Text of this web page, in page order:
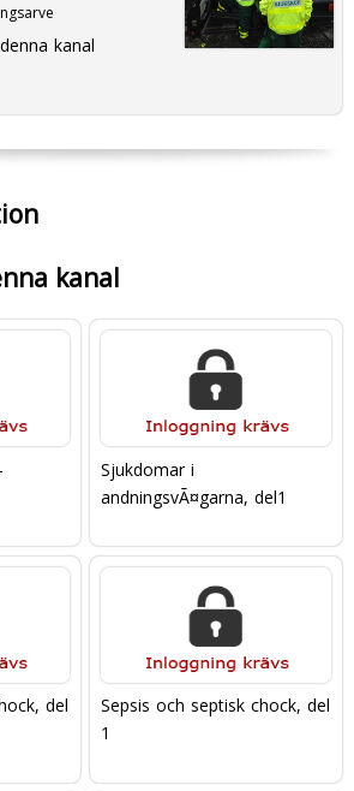
kanal
kanal
Sjukdomar i
andningsvÃ¤garna, del1
del
Sepsis och septisk chock, del
1